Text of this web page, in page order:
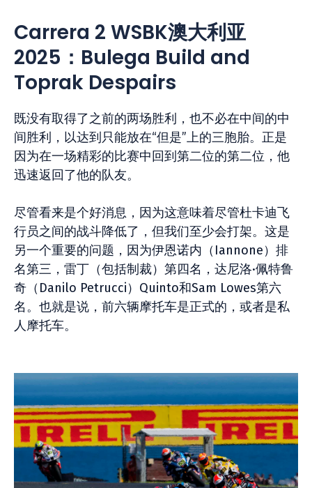
Carrera 2 WSBK澳大利亚
2025：Bulega Build and
Toprak Despairs
既没有取得了之前的两场胜利，也不必在中间的中
间胜利，以达到只能放在“但是”上的三胞胎。正是
因为在一场精彩的比赛中回到第二位的第二位，他
迅速返回了他的队友。
尽管看来是个好消息，因为这意味着尽管杜卡迪飞
行员之间的战斗降低了，但我们至少会打架。这是
另一个重要的问题，因为伊恩诺内（Iannone）排
名第三，雷丁（包括制裁）第四名，达尼洛·佩特鲁
奇（Danilo Petrucci）Quinto和Sam Lowes第六
名。也就是说，前六辆摩托车是正式的，或者是私
人摩托车。